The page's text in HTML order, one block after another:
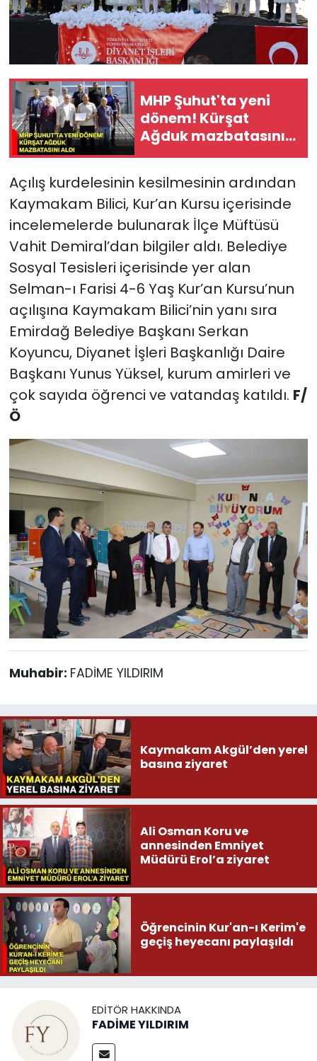
MHP Şuhut'ta yeni
dönem! Kürşat
Ağduk mazbatasını
aldı
Açılış kurdelesinin kesilmesinin ardından
Kaymakam Bilici, Kur’an Kursu içerisinde
incelemelerde bulunarak İlçe Müftüsü
Vahit Demiral’dan bilgiler aldı. Belediye
Sosyal Tesisleri içerisinde yer alan
Selman-ı Farisi 4-6 Yaş Kur’an Kursu’nun
açılışına Kaymakam Bilici’nin yanı sıra
Emirdağ Belediye Başkanı Serkan
Koyuncu, Diyanet İşleri Başkanlığı Daire
Başkanı Yunus Yüksel, kurum amirleri ve
çok sayıda öğrenci ve vatandaş katıldı. F/
Ö
Muhabir: FADİME YILDIRIM
Kaymakam Akgül’den yerel
basına ziyaret
Ali Osman Koru ve
annesinden Emniyet
Müdürü Erol’a ziyaret
Öğrencinin Kur'an-ı Kerim'e
geçiş heyecanı paylaşıldı
EDITÖR HAKKINDA
FADİME YILDIRIM